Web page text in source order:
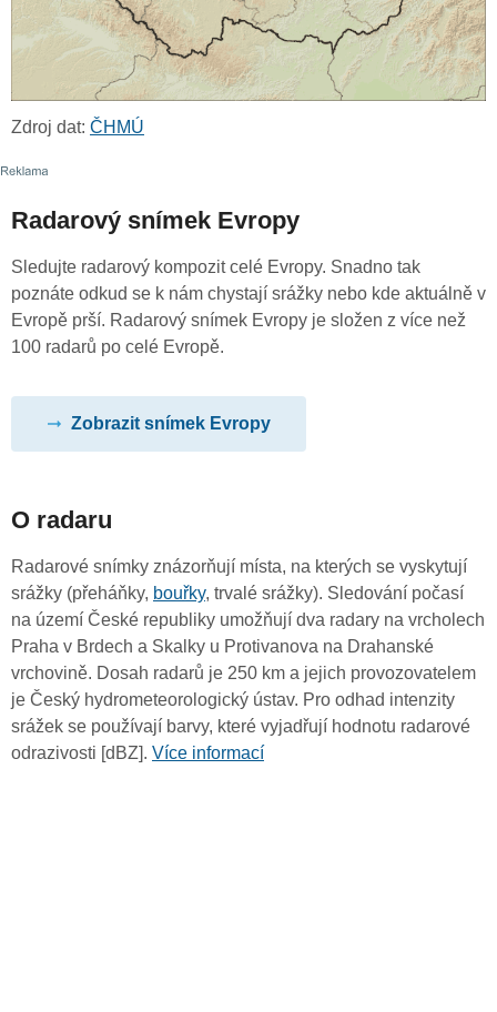
Zdroj dat: ČHMÚ
Radarový snímek Evropy
Sledujte radarový kompozit celé Evropy. Snadno tak
poznáte odkud se k nám chystají srážky nebo kde aktuálně v
Evropě prší. Radarový snímek Evropy je složen z více než
100 radarů po celé Evropě.
Zobrazit snímek Evropy
O radaru
Radarové snímky znázorňují místa, na kterých se vyskytují
srážky (přeháňky, bouřky, trvalé srážky). Sledování počasí
na území České republiky umožňují dva radary na vrcholech
Praha v Brdech a Skalky u Protivanova na Drahanské
vrchovině. Dosah radarů je 250 km a jejich provozovatelem
je Český hydrometeorologický ústav. Pro odhad intenzity
srážek se používají barvy, které vyjadřují hodnotu radarové
odrazivosti [dBZ]. Více informací